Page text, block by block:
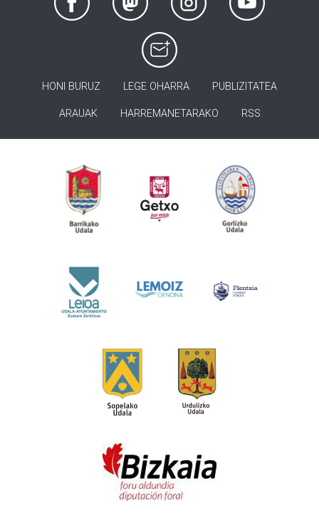
HONI BURUZ LEGE OHARRA PUBLIZITATEA
ARAUAK HARREMANETARAKO RSS